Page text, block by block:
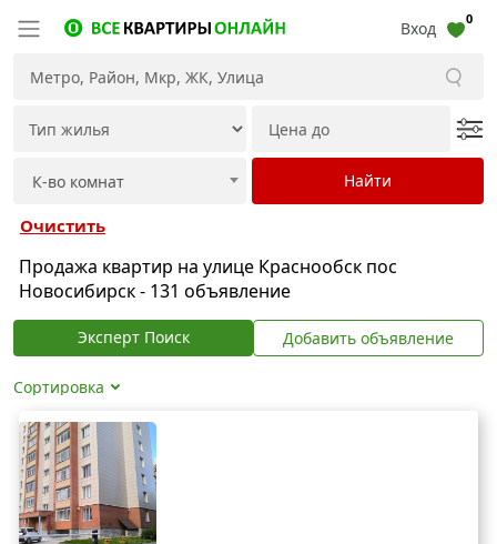
Вход 0
Очистить
Продажа квартир на улице Краснообск пос
Новосибирск - 131 объявление
Эксперт Поиск Добавить объявление
Сортировка